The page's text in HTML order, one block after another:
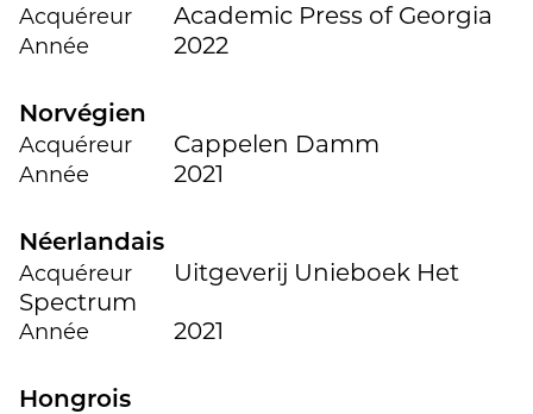
Acquéreur Academic Press of Georgia
Année 2022
Norvégien
Acquéreur Cappelen Damm
Année 2021
Néerlandais
Acquéreur
Uitgeverij Unieboek Het
Spectrum
Année 2021
Hongrois